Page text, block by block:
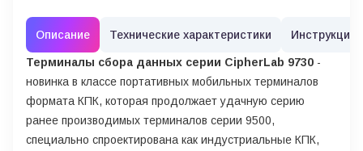
Описание Технические характеристики Инструкции
Терминалы сбора данных серии CipherLab 9730 -
новинка в классе портативных мобильных терминалов
формата КПК, которая продолжает удачную серию
ранее производимых терминалов серии 9500,
специально спроектирована как индустриальные КПК,